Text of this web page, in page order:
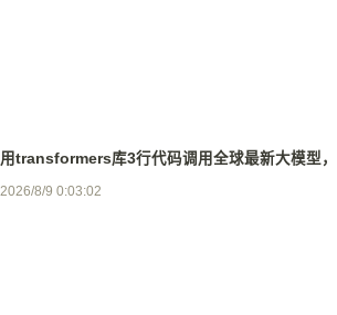
用transformers库3行代码调用全球最新大模型
2026/8/9 0:03:02